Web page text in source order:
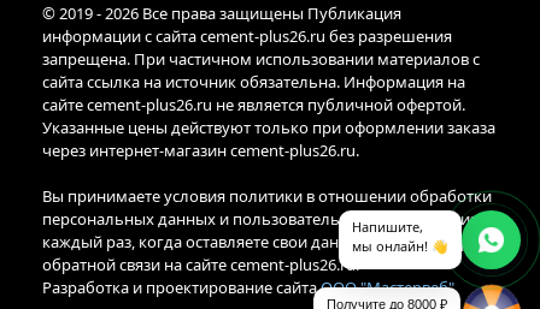
© 2019 - 2026 Все права защищены Публикация
информации с сайта cement-plus26.ru без разрешения
запрещена. При частичном использовании материалов с
сайта ссылка на источник обязательна. Информация на
сайте cement-plus26.ru не является публичной офертой.
Указанные цены действуют только при оформлении заказа
через интернет-магазин cement-plus26.ru.
Вы принимаете условия политики в отношении обработки
персональных данных и пользовательского соглашения
каждый раз, когда оставляете свои данные в любой форме
обратной связи на сайте cement-plus26.ru.
Разработка и проектирование сайтаООО "Мастервеб"
Напишите,
мы онлайн! 👋
Получите до 8000 ₽